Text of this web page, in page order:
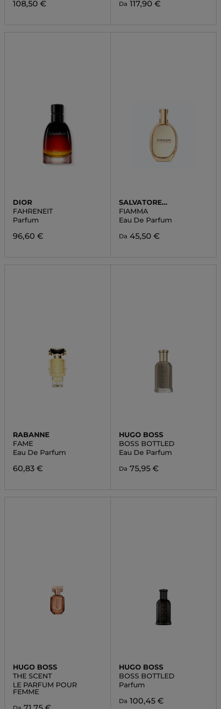
108,50 € Da 117,90 €
DIOR
FAHRENEIT
Parfum
96,60 €
SALVATORE
FERRAGAMO
FIAMMA
Eau De Parfum
Da 45,50 €
RABANNE
FAME
Eau De Parfum
60,83 €
HUGO BOSS
BOSS BOTTLED
Eau De Parfum
Da 75,95 €
HUGO BOSS
THE SCENT
LE PARFUM POUR
FEMME
HUGO BOSS
BOSS BOTTLED
Parfum
Da 100,45 €